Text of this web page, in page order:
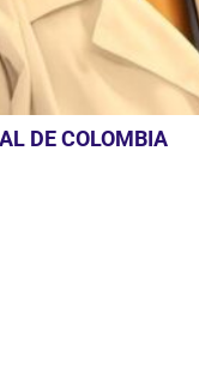
DE COLOMBIA